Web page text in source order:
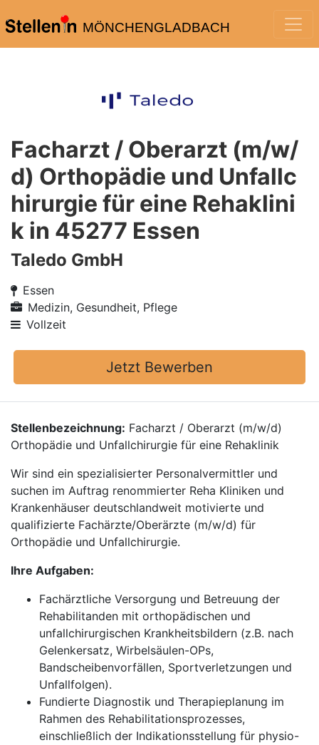
MÖNCHENGLADBACH
Facharzt / Oberarzt (m/w/
d) Orthopädie und Unfallc
hirurgie für eine Rehaklini
k in 45277 Essen
Taledo GmbH
Essen
Medizin, Gesundheit, Pflege
Vollzeit
Jetzt Bewerben
Stellenbezeichnung: Facharzt / Oberarzt (m/w/d)
Orthopädie und Unfallchirurgie für eine Rehaklinik
Wir sind ein spezialisierter Personalvermittler und
suchen im Auftrag renommierter Reha Kliniken und
Krankenhäuser deutschlandweit motivierte und
qualifizierte Fachärzte/Oberärzte (m/w/d) für
Orthopädie und Unfallchirurgie.
Ihre Aufgaben:
Fachärztliche Versorgung und Betreuung der
Rehabilitanden mit orthopädischen und
unfallchirurgischen Krankheitsbildern (z.B. nach
Gelenkersatz, Wirbelsäulen-OPs,
Bandscheibenvorfällen, Sportverletzungen und
Unfallfolgen).
Fundierte Diagnostik und Therapieplanung im
Rahmen des Rehabilitationsprozesses,
einschließlich der Indikationsstellung für physio-